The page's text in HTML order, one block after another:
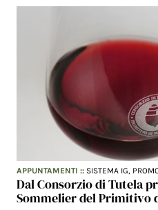
APPUNTAMENTI :: SISTEMA IG,
Dal Consorzio di Tutela
Sommelier del Primitivo